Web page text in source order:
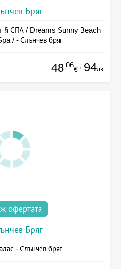
Бряг
§ СПА / Dreams Sunny Beach
/ - Слънчев бряг
48.06
€ / 94лв.
офертата
Бряг
- Слънчев бряг